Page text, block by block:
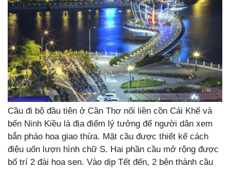
Cầu đi bộ đầu tiên ở Cần Thơ nối liền cồn Cái Khế và
bến Ninh Kiều là địa điểm lý tưởng để người dân xem
bắn pháo hoa giao thừa. Mặt cầu được thiết kế cách
điệu uốn lượn hình chữ S. Hai phần cầu mở rộng được
bố trí 2 đài hoa sen. Vào dịp Tết đến, 2 bên thành cầu